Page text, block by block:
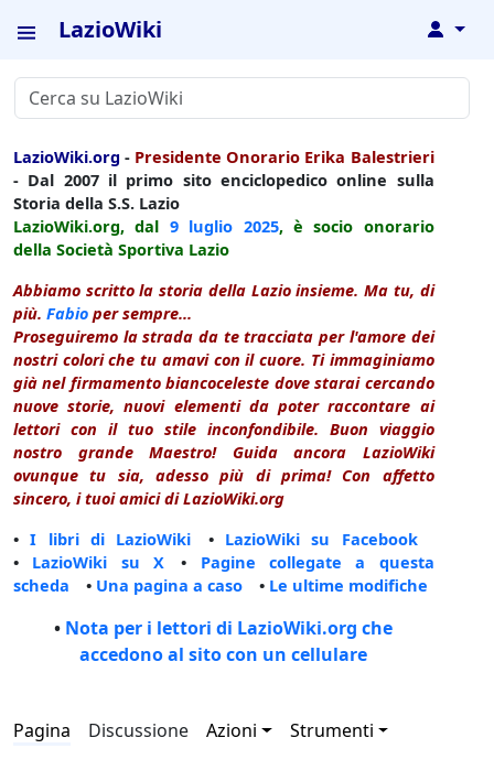
LazioWiki ↓
LazioWiki.org - Presidente Onorario Erika Balestrieri
- Dal 2007 il primo sito enciclopedico online sulla
Storia della S.S. Lazio
LazioWiki.org, dal 9 luglio 2025, è socio onorario
della Società Sportiva Lazio
Abbiamo scritto la storia della Lazio insieme. Ma tu, di
più. Fabio per sempre...
Proseguiremo la strada da te tracciata per l'amore dei
nostri colori che tu amavi con il cuore. Ti immaginiamo
già nel firmamento biancoceleste dove starai cercando
nuove storie, nuovi elementi da poter raccontare ai
lettori con il tuo stile inconfondibile. Buon viaggio
nostro grande Maestro! Guida ancora LazioWiki
ovunque tu sia, adesso più di prima! Con affetto
sincero, i tuoi amici di LazioWiki.org
•I libri di LazioWiki • LazioWiki su Facebook
• LazioWiki su X • Pagine collegate a questa
scheda • Una pagina a caso • Le ultime modifiche
• Nota per i lettori di LazioWiki.org che
accedono al sito con un cellulare
Pagina Discussione Azioni Strumenti